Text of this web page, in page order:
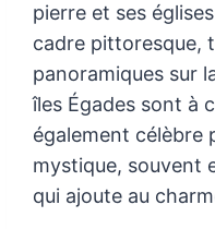
pierre et ses
cadre pittoresque,
panoramiques sur
îles Égades sont à
également célèbre
mystique, souvent
qui ajoute au